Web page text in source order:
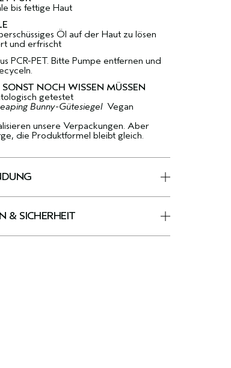
bis fettige Haut
Öl auf der Haut zu lösen
und erfrischt
PCR-PET. Bitte Pumpe entfernen und
SONST NOCH WISSEN MÜSSEN
getestet
Bunny-Gütesiegel Vegan
unsere Verpackungen. Aber
die Produktformel bleibt gleich.
& SICHERHEIT